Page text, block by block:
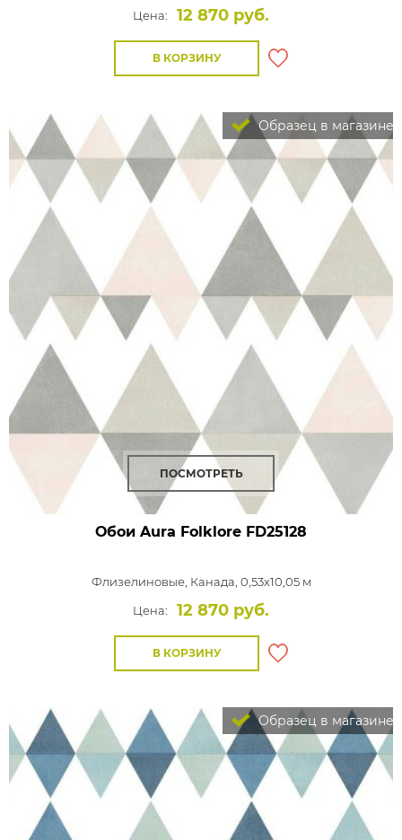
Цена:
12 870 руб.
В КОРЗИНУ
Образец в магазине
ПОСМОТРЕТЬ
Обои Aura Folklore FD25128
Флизелиновые, Канада, 0,53x10,05 м
Цена:
12 870 руб.
В КОРЗИНУ
Образец в магазине